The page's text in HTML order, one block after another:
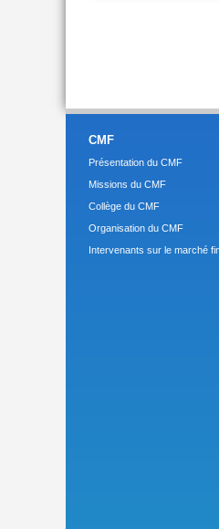
CMF
Présentation du CMF
Missions du CMF
Collège du CMF
Organisation du CMF
Intervenants sur le marché